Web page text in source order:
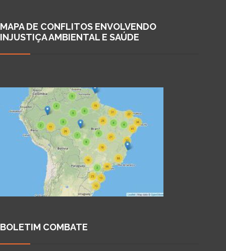
MAPA DE CONFLITOS ENVOLVENDO
INJUSTIÇA AMBIENTAL E SAÚDE
BOLETIM COMBATE